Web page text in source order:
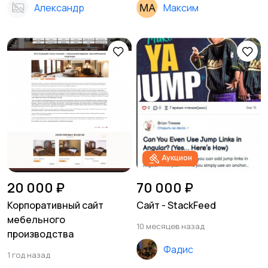
Александр Максим
20 000 ₽
Корпоративный сайт
мебельного
производства
1 год назад
Аукцион
70 000 ₽
Сайт - StackFeed
10 месяцев назад
Фадис